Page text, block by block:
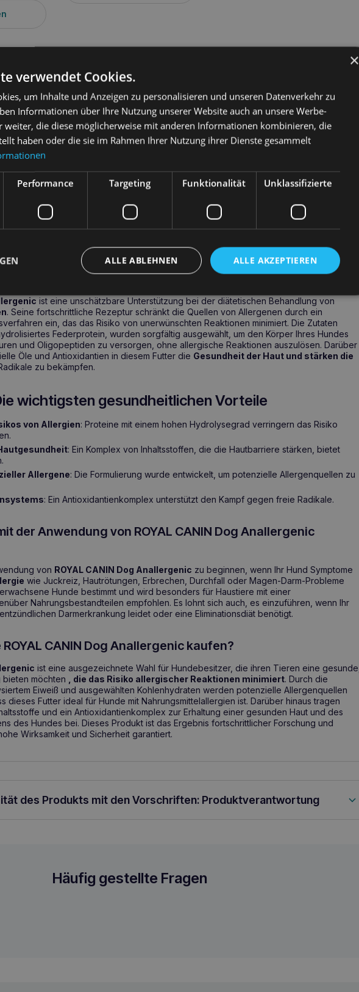
und-allergienminimiert. Die einzigartige Rezepturunterstützt die
stärkt die natürliche Hautbarriere, was für Hunde mit empfindlicher Haut besonders
ausgewählte Protein- und Kohlenhydratquellen und ist daher ideal für Haustiere mit
oder Magen-Darm-Problemen aufgrund von Nahrungsmittelallergien. Das
Futter trägt zur Verringerung des Risikos allergischer Reaktionen bei und macht es
Überempfindlichkeit gegenüber verschiedenen Nährstoffen.
Anallergenic – Gesundheitliche Vorteile und Unterstützung
ist eine unschätzbare Unterstützung bei der diätetischen Behandlung von
. Seine fortschrittliche Rezeptur schränkt die Quellen von Allergenen durch ein
ein, das das Risiko von unerwünschten Reaktionen minimiert. Die Zutaten
Federprotein, wurden sorgfältig ausgewählt, um den Körper Ihres Hundes
und Oligopeptiden zu versorgen, ohne allergische Reaktionen auszulösen. Darüber
Öle und Antioxidantien in diesem Futter die Gesundheit der Haut und stärken die
zu bekämpfen.
wichtigsten gesundheitlichen Vorteile
von Allergien: Proteine mit einem hohen Hydrolysegrad verringern das Risiko
: Ein Komplex von Inhaltsstoffen, die die Hautbarriere stärken, bietet
Allergene: Die Formulierung wurde entwickelt, um potenzielle Allergenquellen zu
: Ein Antioxidantienkomplex unterstützt den Kampf gegen freie Radikale.
der Anwendung von ROYAL CANIN Dog Anallergenic
von ROYAL CANIN Dog Anallergenic zu beginnen, wenn Ihr Hund Symptome
wie Juckreiz, Hautrötungen, Erbrechen, Durchfall oder Magen-Darm-Probleme
Hunde bestimmt und wird besonders für Haustiere mit einer
Nahrungsbestandteilen empfohlen. Es lohnt sich auch, es einzuführen, wenn Ihr
Darmerkrankung leidet oder eine Eliminationsdiät benötigt.
CANIN Dog Anallergenic kaufen?
ist eine ausgezeichnete Wahl für Hundebesitzer, die ihren Tieren eine gesunde,
möchten
, die das Risiko allergischer Reaktionen minimiert. Durch die
Eiweiß und ausgewählten Kohlenhydraten werden potenzielle Allergenquellen
dieses Futter ideal für Hunde mit Nahrungsmittelallergien ist. Darüber hinaus tragen
und ein Antioxidantienkomplex zur Erhaltung einer gesunden Haut und des
des Hundes bei. Dieses Produkt ist das Ergebnis fortschrittlicher Forschung und
Wirksamkeit und Sicherheit garantiert.
des Produkts mit den Vorschriften: Produktverantwortung
für Hunde
Häufig gestellte Fragen
×
verwendet Cookies.
um Inhalte und Anzeigen zu personalisieren und unseren Datenverkehr zu
Informationen über Ihre Nutzung unserer Website auch an unsere Werbe-
weiter, die diese möglicherweise mit anderen Informationen kombinieren, die
haben oder die sie im Rahmen Ihrer Nutzung ihrer Dienste gesammelt
Performance Targeting Funktionalität Unklassifizierte
ALLE AKZEPTIEREN
ALLE ABLEHNEN